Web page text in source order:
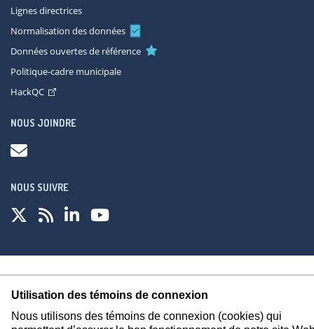
Lignes directrices
Normalisation des données
Données ouvertes de référence
Politique-cadre municipale
HackQC
NOUS JOINDRE
NOUS SUIVRE
Politique de confidentialité
Utilisation des témoins de connexion
Nous utilisons des témoins de connexion (cookies) qui